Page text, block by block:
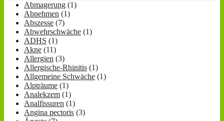
Abmagerung (1)
Abnehmen (1)
Abszesse (7)
Abwehrschwäche (1)
ADHS (1)
Akne (11)
Allergien (3)
Allergische-Rhinitis (1)
Allgemeine Schwäche (1)
Alpträume (1)
Analekzem (1)
Analfissuren (1)
Angina pectoris (3)